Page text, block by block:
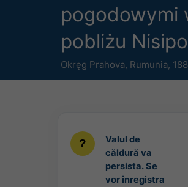
pogodowymi
pobliżu
Okręg Prahova, Rumunia,
Valul de
căldură va
persista. Se
vor înregistra